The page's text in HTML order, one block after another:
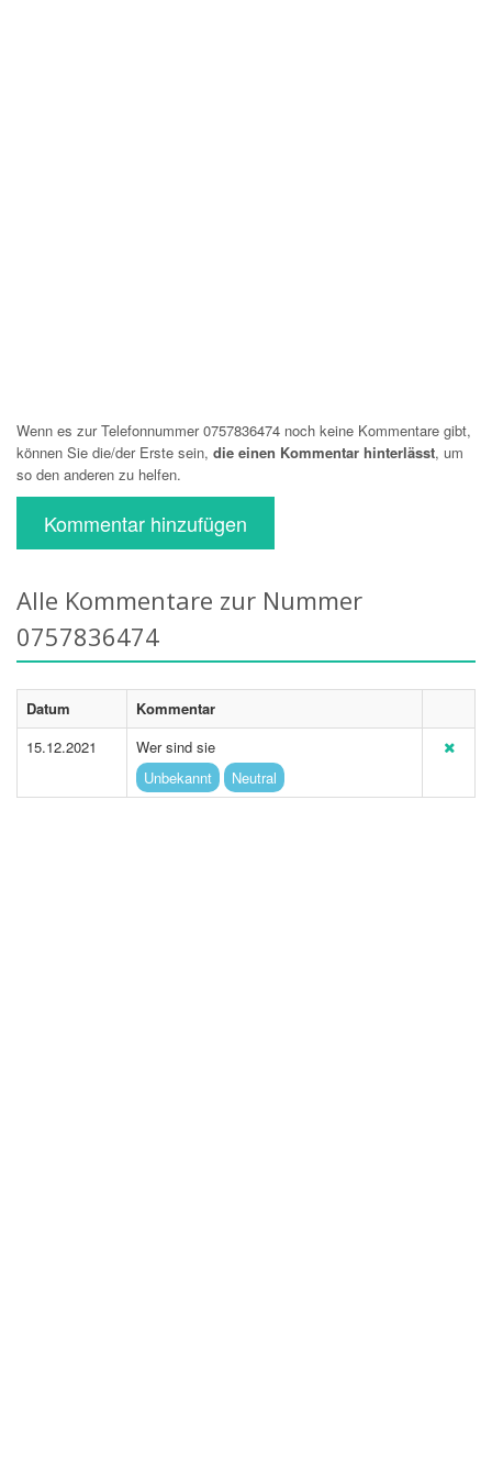
Wenn es zur Telefonnummer 0757836474 noch keine Kommentare gibt,
können Sie die/der Erste sein, die einen Kommentar hinterlässt, um
so den anderen zu helfen.
Kommentar hinzufügen
Alle Kommentare zur Nummer
0757836474
Datum
Kommentar
15.12.2021
Wer sind sie
Unbekannt
Neutral